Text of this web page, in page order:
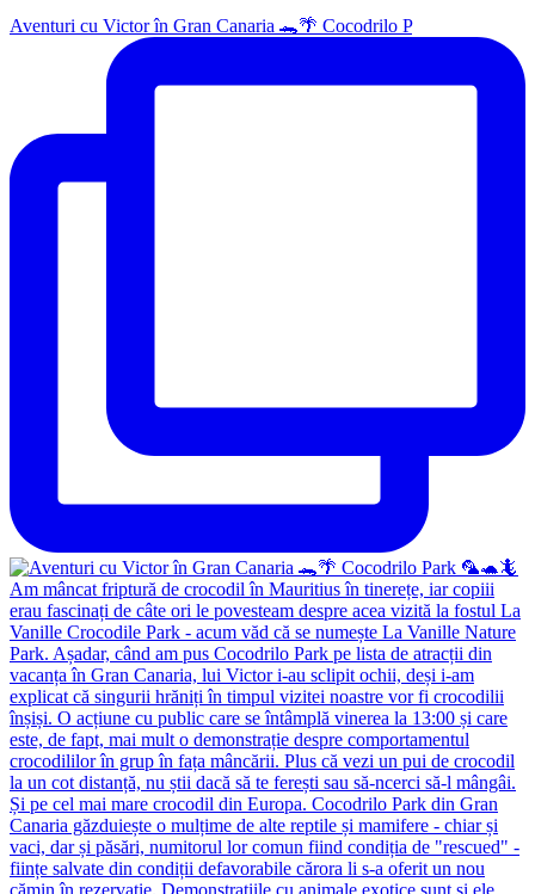
Aventuri cu Victor în Gran Canaria 🐊🌴 Cocodrilo P